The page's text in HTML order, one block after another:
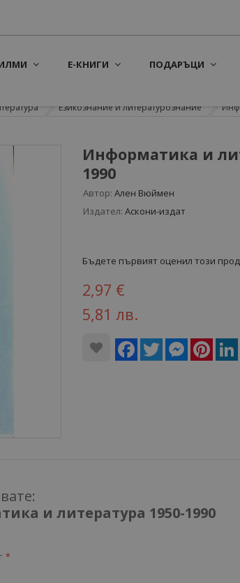
Е-КНИГИ ПОДАРЪЦИ
Езикознание и литературознание
Информатика и
1990
Автор: Ален Вюймен
Издател: Аскони-издат
Бъдете първият оценил този
2,97 €
5,81 лв.
Facebook
Twitter Messenger
и литература 1950-1990